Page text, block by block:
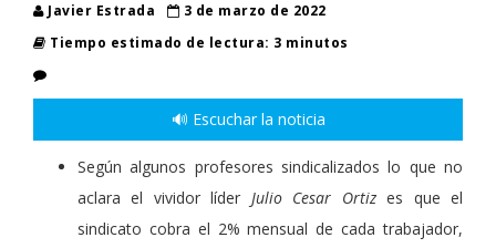
Javier Estrada
3 de marzo de 2022
Tiempo estimado de lectura: 3 minutos
🔊 Escuchar la noticia
Según algunos profesores sindicalizados lo que no
aclara el vividor líder Julio Cesar Ortizes que el
sindicato cobra el 2% mensual de cada trabajador,